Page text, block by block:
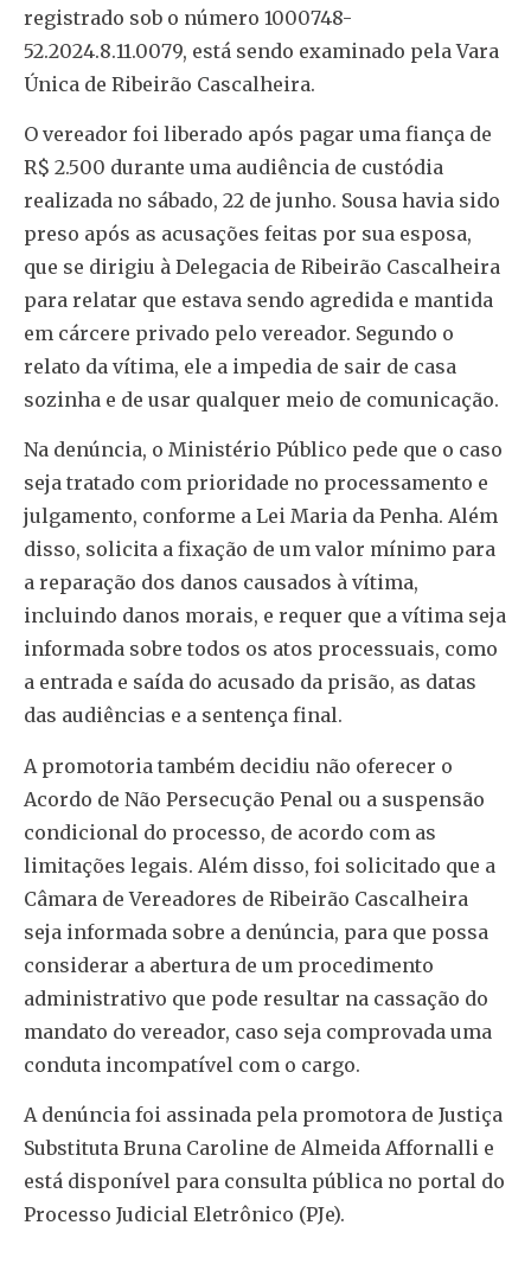
registrado sob o número 1000748-
52.2024.8.11.0079, está sendo examinado pela Vara
Única de Ribeirão Cascalheira.
O vereador foi liberado após pagar uma fiança de
R$ 2.500 durante uma audiência de custódia
realizada no sábado, 22 de junho. Sousa havia sido
preso após as acusações feitas por sua esposa,
que se dirigiu à Delegacia de Ribeirão Cascalheira
para relatar que estava sendo agredida e mantida
em cárcere privado pelo vereador. Segundo o
relato da vítima, ele a impedia de sair de casa
sozinha e de usar qualquer meio de comunicação.
Na denúncia, o Ministério Público pede que o caso
seja tratado com prioridade no processamento e
julgamento, conforme a Lei Maria da Penha. Além
disso, solicita a fixação de um valor mínimo para
a reparação dos danos causados à vítima,
incluindo danos morais, e requer que a vítima seja
informada sobre todos os atos processuais, como
a entrada e saída do acusado da prisão, as datas
das audiências e a sentença final.
A promotoria também decidiu não oferecer o
Acordo de Não Persecução Penal ou a suspensão
condicional do processo, de acordo com as
limitações legais. Além disso, foi solicitado que a
Câmara de Vereadores de Ribeirão Cascalheira
seja informada sobre a denúncia, para que possa
considerar a abertura de um procedimento
administrativo que pode resultar na cassação do
mandato do vereador, caso seja comprovada uma
conduta incompatível com o cargo.
A denúncia foi assinada pela promotora de Justiça
Substituta Bruna Caroline de Almeida Affornalli e
está disponível para consulta pública no portal do
Processo Judicial Eletrônico (PJe).